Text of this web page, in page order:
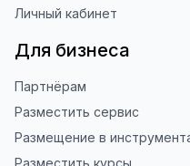
Личный кабинет
Для бизнеса
Партнёрам
Разместить сервис
Размещение в
Разместить курсы